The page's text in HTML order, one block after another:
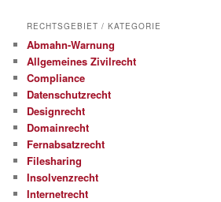
RECHTSGEBIET / KATEGORIE
Abmahn-Warnung
Allgemeines Zivilrecht
Compliance
Datenschutzrecht
Designrecht
Domainrecht
Fernabsatzrecht
Filesharing
Insolvenzrecht
Internetrecht